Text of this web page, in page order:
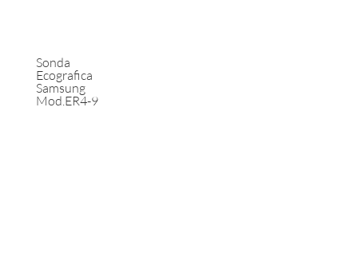
Sonda
Ecografica
Samsung
Mod.ER4-9